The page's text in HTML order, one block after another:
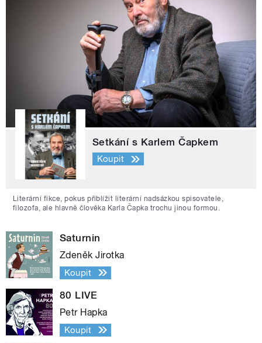
Setkání s Karlem Čapkem
Koupit
Literární fikce, pokus přiblížit literární nadsázkou spisovatele,
filozofa, ale hlavně člověka Karla Čapka trochu jinou formou.
Saturnin
Zdeněk Jirotka
Koupit
80 LIVE
Petr Hapka
Koupit